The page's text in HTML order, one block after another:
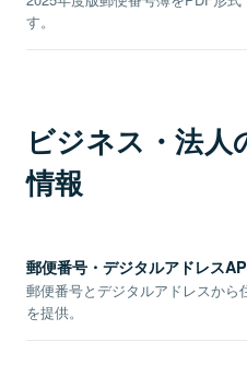
す。
ビジネス・法
情報
郵便番号・デジタルアドレス
郵便番号とデジタルアドレスから
を提供。